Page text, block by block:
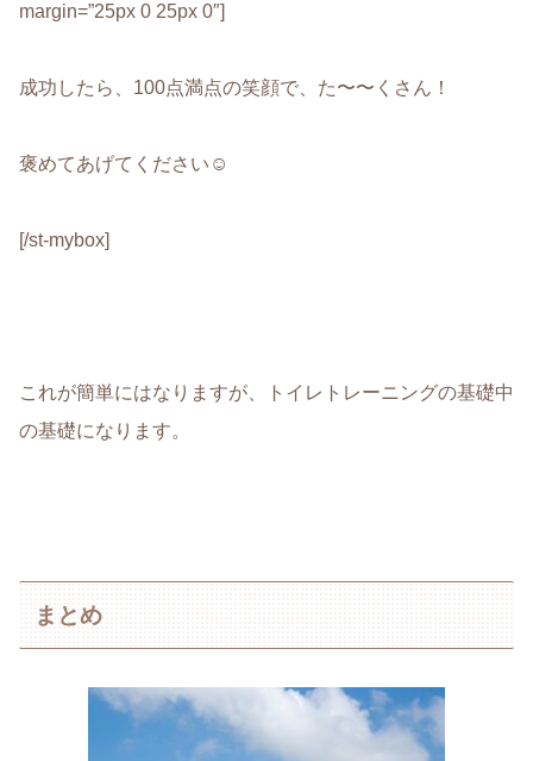
margin=”25px 0 25px 0″]
成功したら、100点満点の笑顔で、た〜〜くさん！
褒めてあげてください☺︎
[/st-mybox]
これが簡単にはなりますが、トイレトレーニングの基礎中
の基礎になります。
まとめ